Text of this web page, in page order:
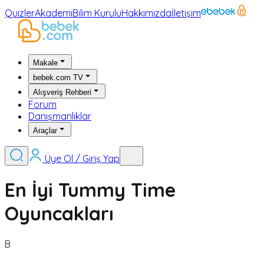
QuizlerAkademiBilim KuruluHakkımızdaİletişim
Makale
bebek.com TV
Alışveriş Rehberi
Forum
Danışmanlıklar
Araçlar
Üye Ol / Giriş Yap
En İyi Tummy Time
Oyuncakları
B